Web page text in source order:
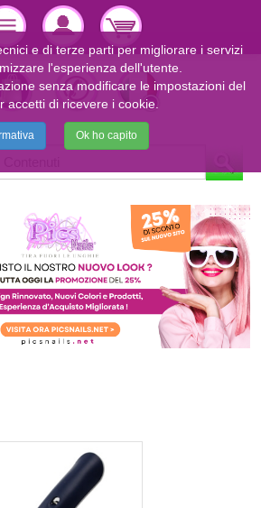
e di terze parti per migliorare i servizi
l'esperienza dell'utente.
senza modificare le impostazioni del
accetti di ricevere i cookie.
Ok ho capito